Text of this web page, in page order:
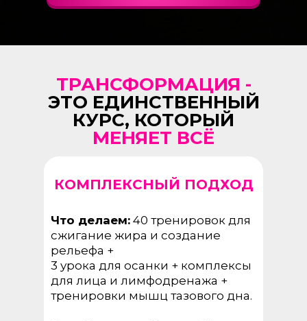
КОМПЛЕКСНЫЙ ПОДХОД
Что делаем: 40 тренировок для
сжигание жира и создание
рельефа +
3 урока для осанки + комплексы
для лица и лимфодренажа +
тренировки мышц тазового дна.
ТРАНСФОРМАЦИЯ -
ЭТО ЕДИНСТВЕННЫЙ
КУРС, КОТОРЫЙ
МЕНЯЕТ ВСЁ